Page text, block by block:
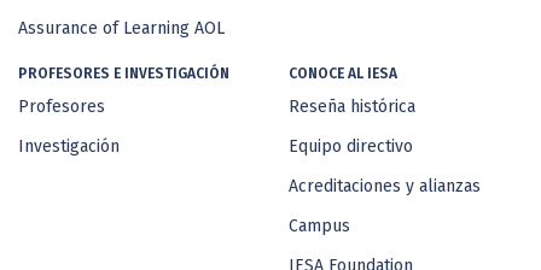
Assurance of Learning AOL
PROFESORES E INVESTIGACIÓN
Profesores
Investigación
CONOCE AL IESA
Reseña histórica
Equipo directivo
Acreditaciones y alianzas
Campus
IESA Foundation